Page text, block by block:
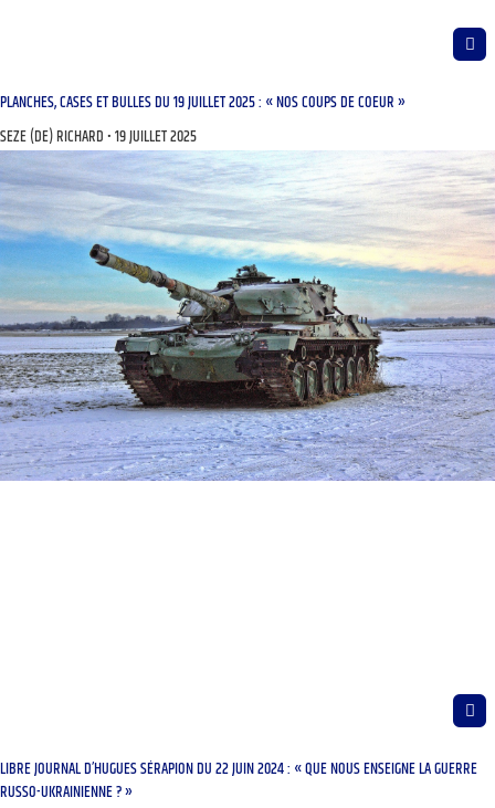
PLANCHES, CASES ET BULLES DU 19 JUILLET 2025 : « NOS COUPS DE COEUR »
SEZE (DE) RICHARD 19 JUILLET 2025
LIBRE JOURNAL D’HUGUES SÉRAPION DU 22 JUIN 2024 : « QUE NOUS ENSEIGNE LA GUERRE
RUSSO-UKRAINIENNE ? »